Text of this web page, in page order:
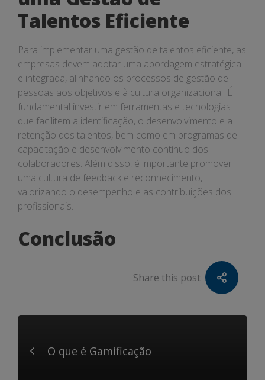
Talentos Eficiente
Para implementar uma gestão de talentos eficiente, as
empresas devem adotar uma abordagem estratégica
e integrada, alinhando os processos de gestão de
pessoas aos objetivos e à cultura organizacional. É
fundamental investir em ferramentas e tecnologias
que facilitem a identificação, o desenvolvimento e a
retenção dos talentos, bem como em programas de
capacitação e desenvolvimento contínuo dos
colaboradores. Além disso, é importante promover
uma cultura de feedback e reconhecimento,
valorizando o desempenho e as contribuições dos
profissionais.
Conclusão
Share this post
O que é Gamificação